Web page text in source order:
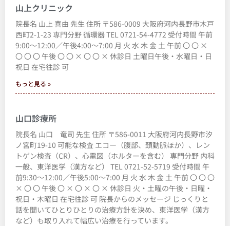
山上クリニック
院長名 山上 喜由 先生 住所 〒586-0009 大阪府河内長野市木戸
西町2-1-23 専門分野 循環器 TEL 0721-54-4772 受付時間 午前
9:00～12:00／午後4:00～7:00 月 火 水 木 金 土 午前 〇 〇 ×
〇 〇 〇 午後 〇 〇 × 〇 〇 × 休診日 土曜日午後・水曜日・日
祝日 在宅往診 可
もっと見る »
山口診療所
院長名 山口 竜司 先生 住所 〒586-0011 大阪府河内長野市汐
ノ宮町19-10 可能な検査 エコー（腹部、頚動脈ほか）、レン
トゲン検査（CR）、心電図（ホルターを含む） 専門分野 内科
一般、東洋医学（漢方など） TEL 0721-52-5719 受付時間 午
前9:30～12:00／午後5:00～7:00 月 火 水 木 金 土 午前 〇 〇 〇
× 〇 〇 午後 〇 × 〇 × 〇 × 休診日 火・土曜の午後・日曜・
祝日・木曜日 在宅往診 可 院長からのメッセージ じっくりと
話を聞いてひとりひとりの治療方針を決め、東洋医学（漢方
など）も取り入れて幅広い治療を行っています。